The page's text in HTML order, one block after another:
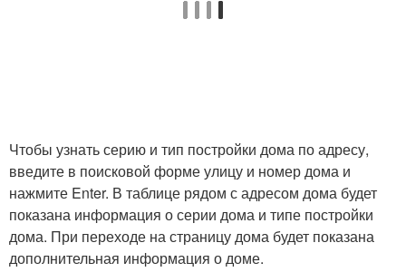
Чтобы узнать серию и тип постройки дома по адресу,
введите в поисковой форме улицу и номер дома и
нажмите Enter. В таблице рядом с адресом дома будет
показана информация о серии дома и типе постройки
дома. При переходе на страницу дома будет показана
дополнительная информация о доме.